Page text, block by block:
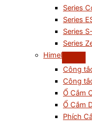
Series
Series
Series
Series
Himel
Công
Công
Ổ Cắm
Ổ Cắm
Phích